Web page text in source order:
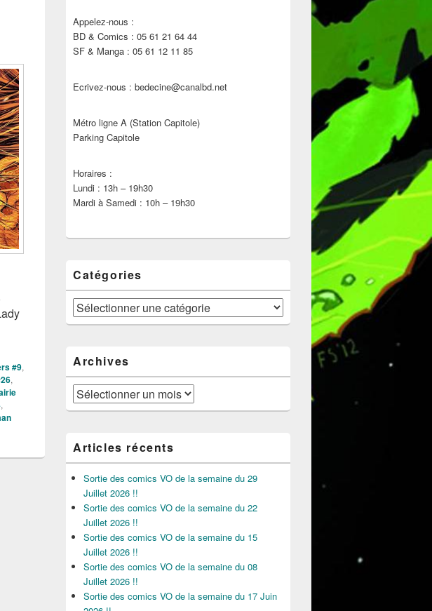
5 Juillet !
#9,
,
,
Appelez-nous :
BD & Comics : 05 61 21 64 44
SF & Manga : 05 61 12 11 85
Ecrivez-nous : bedecine@canalbd.net
Métro ligne A (Station Capitole)
Parking Capitole
Horaires :
Lundi : 13h – 19h30
Mardi à Samedi : 10h – 19h30
Catégories
Catégories
Archives
Archives
Articles récents
Sortie des comics VO de la semaine du 29
Juillet 2026 !!
Sortie des comics VO de la semaine du 22
Juillet 2026 !!
Sortie des comics VO de la semaine du 15
Juillet 2026 !!
Sortie des comics VO de la semaine du 08
Juillet 2026 !!
Sortie des comics VO de la semaine du 17 Juin